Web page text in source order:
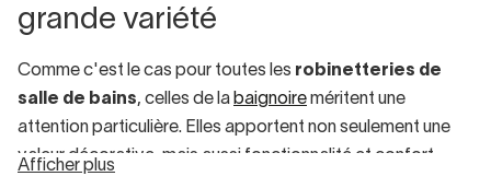
grande variété
Comme c'est le cas pour toutes les robinetteries de
salle de bains, celles de la baignoire méritent une
attention particulière. Elles apportent non seulement une
valeur décorative, mais aussi fonctionnalité et confort.
Afficher plus